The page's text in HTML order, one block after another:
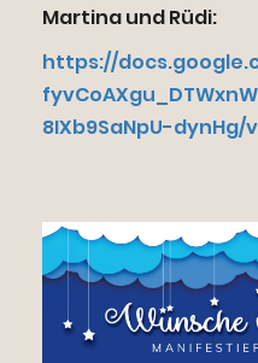
Martina und Rüdi:
https://
8IXb9SaNpU-